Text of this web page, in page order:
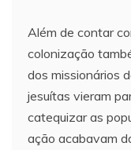
Além de contar
colonização
dos missionários
jesuítas vieram
catequizar as
ação acabavam